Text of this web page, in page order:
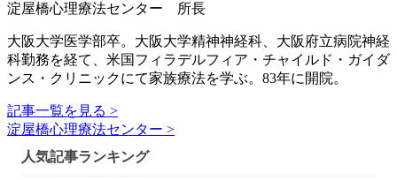
淀屋橋心理療法センター 所長
大阪大学医学部卒。大阪大学精神神経科、大阪府立病院神経
科勤務を経て、米国フィラデルフィア・チャイルド・ガイダ
ンス・クリニックにて家族療法を学ぶ。83年に開院。
記事一覧を見る >
淀屋橋心理療法センター >
人気記事ランキング